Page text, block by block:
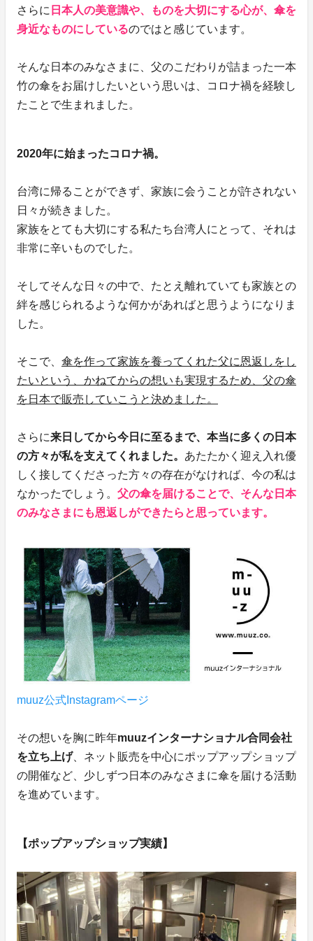
さらに 日本人の美意識や、ものを大切にする心が、傘を
身近なものにしているのではと感じています。
そんな日本のみなさまに、父のこだわりが詰まった一本
竹の傘をお届けしたいという思いは、コロナ禍を経験し
たことで生まれました。
2020年に始まったコロナ禍。
台湾に帰ることができず、家族に会うことが許されない
日々が続きました。
家族をとても大切にする私たち台湾人にとって、それは
非常に辛いものでした。
そしてそんな日々の中で、たとえ離れていても家族との
絆を感じられるような何かがあればと思うようになりま
した。
そこで、 傘を作って家族を養ってくれた父に恩返しをし
たいという、かねてからの想いも実現するため、父の傘
を日本で販売していこうと決めました。
さらに来日してから今日に至るまで、本当に多くの日本
の方々が私を支えてくれました。 あたたかく迎え入れ優
しく接してくださった方々の存在がなければ、今の私は
なかったでしょう。 父の傘を届けることで、そんな日本
のみなさまにも恩返しができたらと思っています。
muuz公式Instagramページ
その想いを胸に昨年muuzインターナショナル合同会社
を立ち上げ、ネット販売を中心にポップアップショップ
の開催など、少しずつ日本のみなさまに傘を届ける活動
を進めています。
【ポップアップショップ実績】